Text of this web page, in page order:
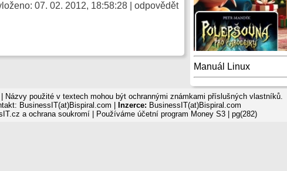
Manuál Linux
07. 02. 2012, 18:58:28 | odpovědět
Názvy použité v textech mohou být ochrannými známkami příslušných vlastníků.
BusinessIT(at)Bispiral.com |
Inzerce: BusinessIT(at)Bispiral.com
a ochrana soukromí | Používáme účetní program Money S3 | pg(282)